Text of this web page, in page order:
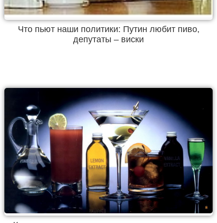
Что пьют наши политики: Путин любит пиво,
депутаты – виски